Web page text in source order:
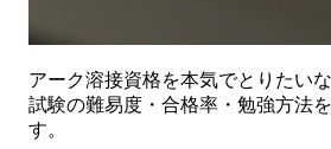
アーク溶接資格を本気でとりたい
試験の難易度・合格率・勉強方法
す。